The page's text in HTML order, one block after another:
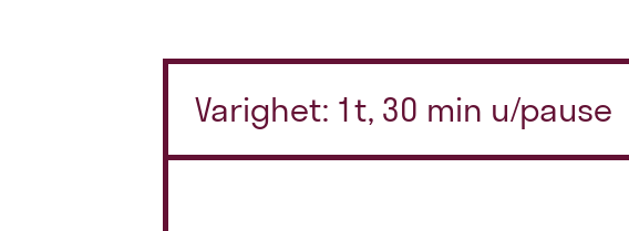
Varighet: 1t, 30 min u/pause